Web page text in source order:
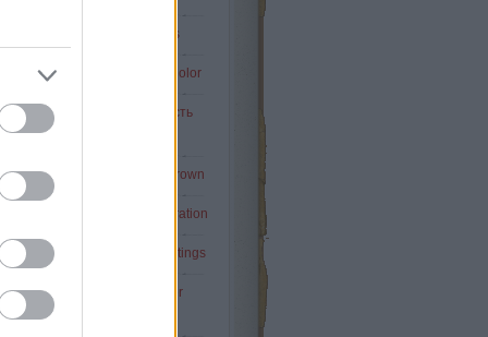
Napi-kisszínes: Painted stairs
kisszínes: Duck Blue Egg Color
HAT / Edison Six / Шесть
kisszínes: black & white & brown
kisszínes: French style decoration
kisszínes: unusual wall paintings
Napi-kisszínes: vintage leather